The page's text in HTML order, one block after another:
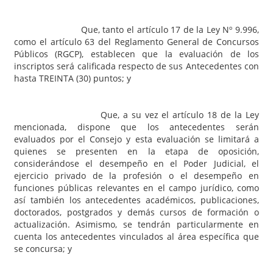
Que, tanto el artículo 17 de la Ley Nº 9.996,
como el artículo 63 del Reglamento General de Concursos
Públicos (RGCP), establecen que la evaluación de los
inscriptos será calificada respecto de sus Antecedentes con
hasta TREINTA (30) puntos; y
Que, a su vez el artículo 18 de la Ley
mencionada, dispone que los antecedentes serán
evaluados por el Consejo y esta evaluación se limitará a
quienes se presenten en la etapa de oposición,
considerándose el desempeño en el Poder Judicial, el
ejercicio privado de la profesión o el desempeño en
funciones públicas relevantes en el campo jurídico, como
así también los antecedentes académicos, publicaciones,
doctorados, postgrados y demás cursos de formación o
actualización. Asimismo, se tendrán particularmente en
cuenta los antecedentes vinculados al área específica que
se concursa; y